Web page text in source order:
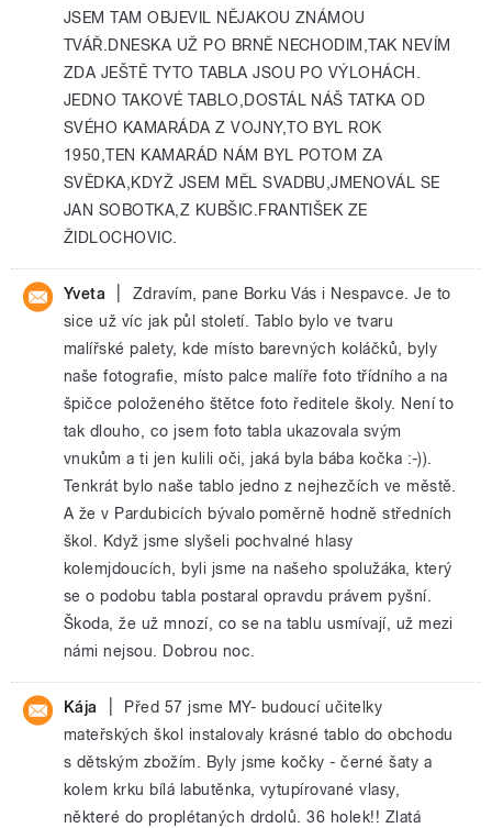
JSEM TAM OBJEVIL NĚJAKOU ZNÁMOU
TVÁŘ.DNESKA UŽ PO BRNĚ NECHODIM,TAK NEVÍM
ZDA JEŠTĚ TYTO TABLA JSOU PO VÝLOHÁCH.
JEDNO TAKOVÉ TABLO,DOSTÁL NÁŠ TATKA OD
SVÉHO KAMARÁDA Z VOJNY,TO BYL ROK
1950,TEN KAMARÁD NÁM BYL POTOM ZA
SVĚDKA,KDYŽ JSEM MĚL SVADBU,JMENOVÁL SE
JAN SOBOTKA,Z KUBŠIC.FRANTIŠEK ZE
ŽIDLOCHOVIC.
Yveta
Zdravím, pane Borku Vás i Nespavce. Je to
sice už víc jak půl století. Tablo bylo ve tvaru
malířské palety, kde místo barevných koláčků, byly
naše fotografie, místo palce malíře foto třídního a na
špičce položeného štětce foto ředitele školy. Není to
tak dlouho, co jsem foto tabla ukazovala svým
vnukům a ti jen kulili oči, jaká byla bába kočka :-)).
Tenkrát bylo naše tablo jedno z nejhezčích ve městě.
A že v Pardubicích bývalo poměrně hodně středních
škol. Když jsme slyšeli pochvalné hlasy
kolemjdoucích, byli jsme na našeho spolužáka, který
se o podobu tabla postaral opravdu právem pyšní.
Škoda, že už mnozí, co se na tablu usmívají, už mezi
námi nejsou. Dobrou noc.
Kája
Před 57 jsme MY- budoucí učitelky
mateřských škol instalovaly krásné tablo do obchodu
s dětským zbožím. Byly jsme kočky - černé šaty a
kolem krku bílá labutěnka, vytupírované vlasy,
některé do proplétaných drdolů. 36 holek!! Zlatá